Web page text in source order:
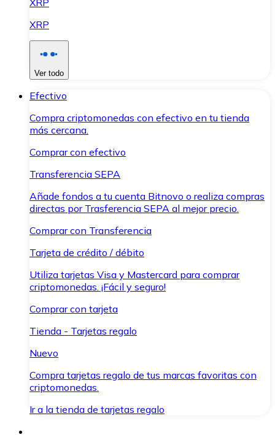
XRP
XRP
Ver todo
Efectivo
Compra criptomonedas con efectivo en tu tienda
más cercana.
Comprar con efectivo
Transferencia SEPA
Añade fondos a tu cuenta Bitnovo o realiza compras
directas por Trasferencia SEPA al mejor precio.
Comprar con Transferencia
Tarjeta de crédito / débito
Utiliza tarjetas Visa y Mastercard para comprar
criptomonedas. ¡Fácil y seguro!
Comprar con tarjeta
Tienda - Tarjetas regalo
Nuevo
Compra tarjetas regalo de tus marcas favoritas con
criptomonedas.
Ir a la tienda de tarjetas regalo